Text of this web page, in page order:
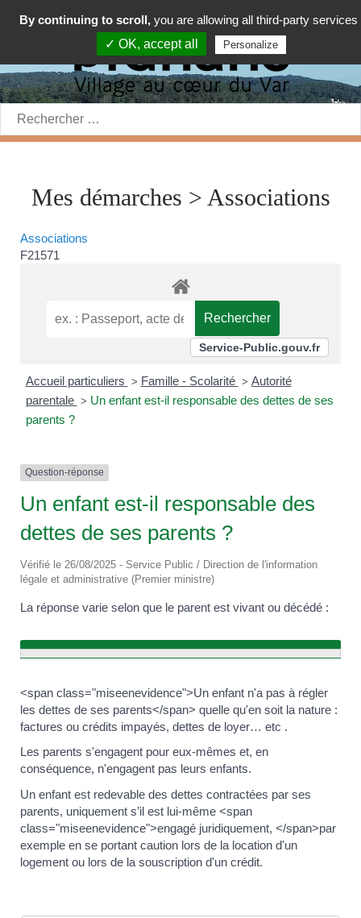
Rechercher:
Mes démarches > Associations
Associations
F21571
Service-Public.gouv.fr
Accueil particuliers > Famille - Scolarité > Autorité
parentale > Un enfant est-il responsable des dettes de ses
parents ?
Question-réponse
Un enfant est-il responsable des
dettes de ses parents ?
Vérifié le 26/08/2025 - Service Public / Direction de l'information
légale et administrative (Premier ministre)
La réponse varie selon que le parent est vivant ou décédé :
<span class="miseenevidence">Un enfant n'a pas à régler
les dettes de ses parents</span> quelle qu'en soit la nature :
factures ou crédits impayés, dettes de loyer… etc .
Les parents s'engagent pour eux-mêmes et, en
conséquence, n'engagent pas leurs enfants.
Un enfant est redevable des dettes contractées par ses
parents, uniquement s’il est lui-même <span
class="miseenevidence">engagé juridiquement, </span>par
exemple en se portant caution lors de la location d'un
logement ou lors de la souscription d'un crédit.
By continuing to scroll, you are allowing all third-party services
✓ OK, accept all
Personalize